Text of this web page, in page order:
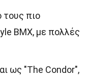
τους πιο
BMX, με πολλές
ως "The Condor",